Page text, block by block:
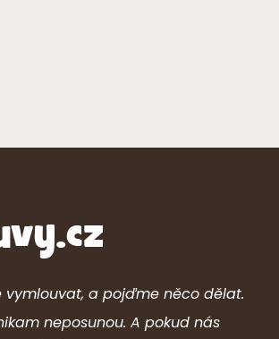
vymlouvat, a pojďme něco dělat.
neposunou. A pokud nás